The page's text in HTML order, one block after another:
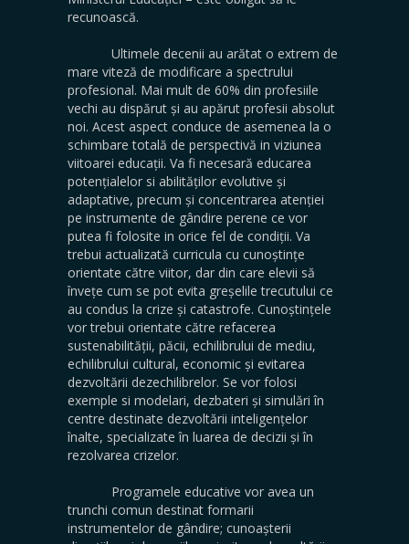
recunoască.
Ultimele decenii au arătat o extrem de
mare viteză de modificare a spectrului
profesional. Mai mult de 60% din profesiile
vechi au dispărut și au apărut profesii absolut
noi. Acest aspect conduce de asemenea la o
schimbare totală de perspectivă in viziunea
viitoarei educații. Va fi necesară educarea
potențialelor si abilităților evolutive și
adaptative, precum și concentrarea atenției
pe instrumente de gândire perene ce vor
putea fi folosite in orice fel de condiții. Va
trebui actualizată curricula cu cunoștințe
orientate către viitor, dar din care elevii să
învețe cum se pot evita greșelile trecutului ce
au condus la crize și catastrofe. Cunoștințele
vor trebui orientate către refacerea
sustenabilității, păcii, echilibrului de mediu,
echilibrului cultural, economic și evitarea
dezvoltării dezechilibrelor. Se vor folosi
exemple si modelari, dezbateri și simulări în
centre destinate dezvoltării inteligențelor
înalte, specializate în luarea de decizii și în
rezolvarea crizelor.
Programele educative vor avea un
trunchi comun destinat formarii
instrumentelor de gândire; cunoașterii